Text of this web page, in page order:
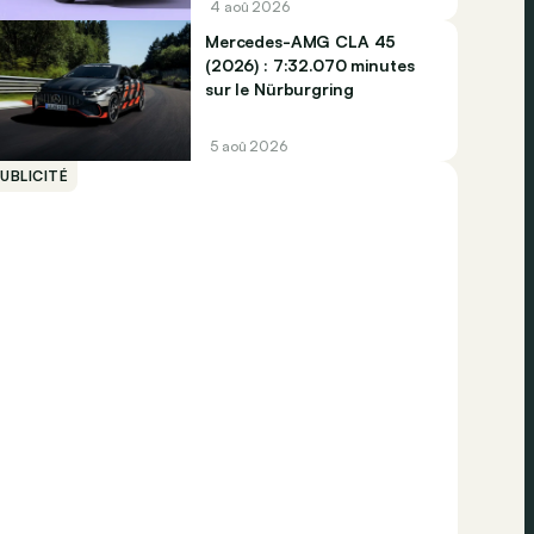
4 aoû 2026
Mercedes-AMG CLA 45
(2026) : 7:32.070 minutes
sur le Nürburgring
5 aoû 2026